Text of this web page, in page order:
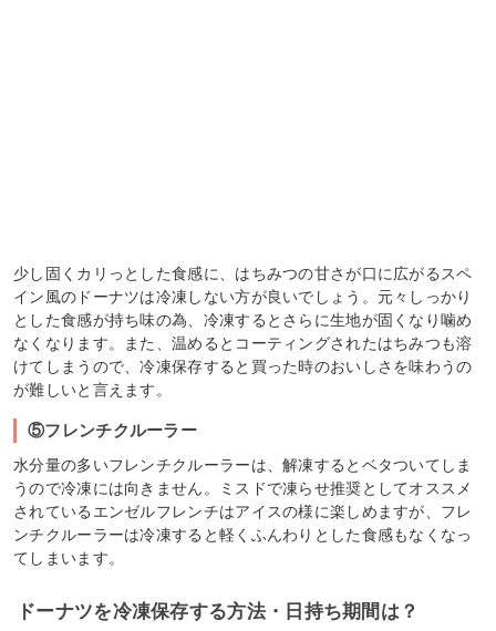
少し固くカリっとした食感に、はちみつの甘さが口に広がるスペ
イン風のドーナツは冷凍しない方が良いでしょう。元々しっかり
とした食感が持ち味の為、冷凍するとさらに生地が固くなり噛め
なくなります。また、温めるとコーティングされたはちみつも溶
けてしまうので、冷凍保存すると買った時のおいしさを味わうの
が難しいと言えます。
⑤フレンチクルーラー
水分量の多いフレンチクルーラーは、解凍するとベタついてしま
うので冷凍には向きません。ミスドで凍らせ推奨としてオススメ
されているエンゼルフレンチはアイスの様に楽しめますが、フレ
ンチクルーラーは冷凍すると軽くふんわりとした食感もなくなっ
てしまいます。
ドーナツを冷凍保存する方法・日持ち期間は？